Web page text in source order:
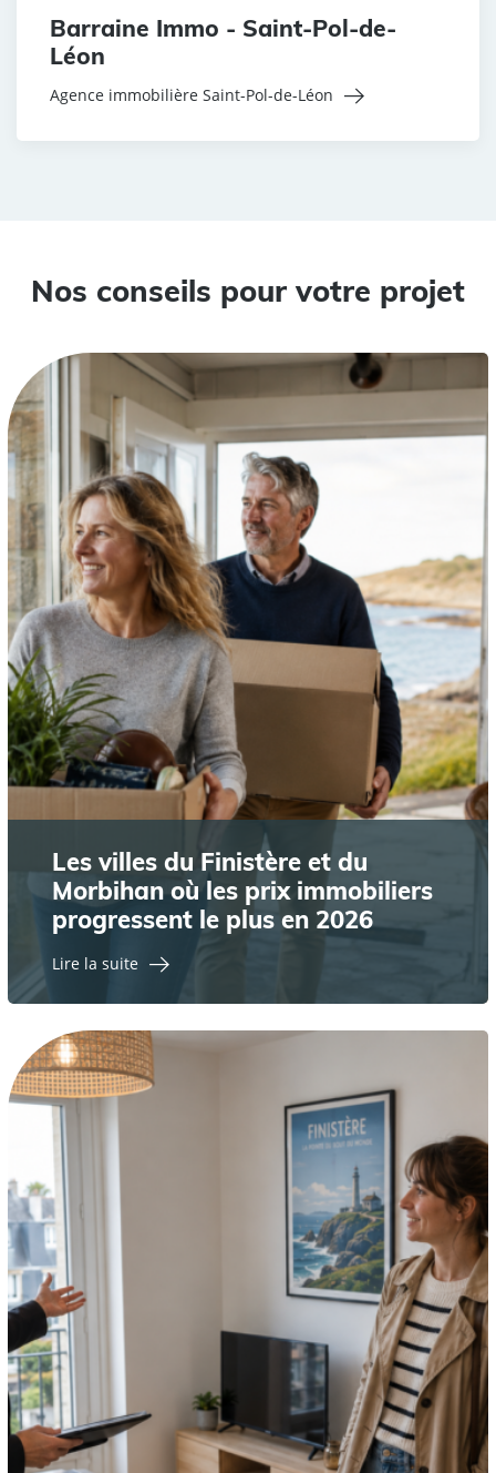
Barraine Immo - Saint-Pol-de-
Léon
Agence immobilière Saint-Pol-de-Léon
Nos conseils pour votre projet
Les villes du Finistère et du
Morbihan où les prix immobiliers
progressent le plus en 2026
Lire la suite